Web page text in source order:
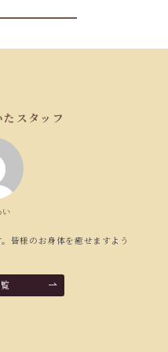
スタッフ
皆様のお身体を癒せますよう